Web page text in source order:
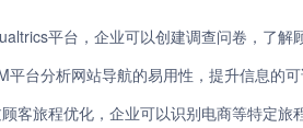
平台，企业可以创建调查问卷，了解
平台分析网站导航的易用性，提升信息的
客旅程优化，企业可以识别电商等特定旅